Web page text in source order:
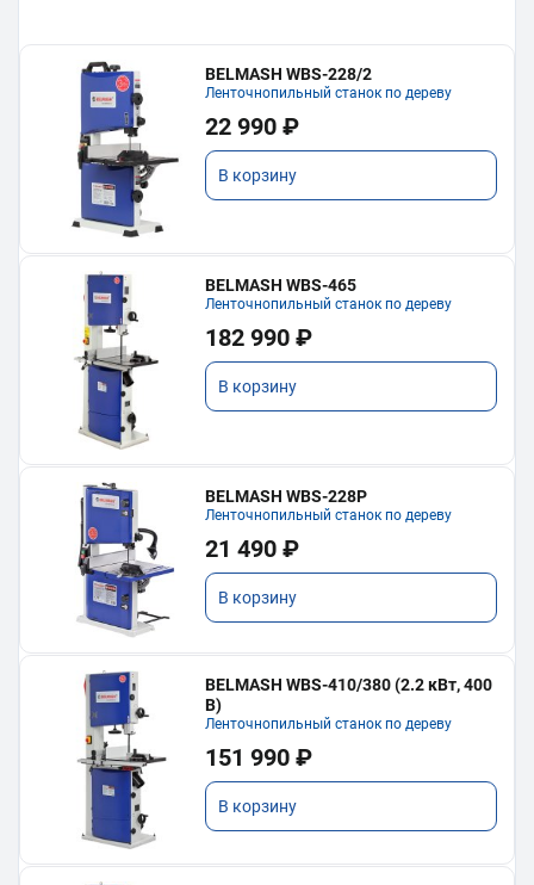
BELMASH WBS-228/2
Ленточнопильный станок по дереву
22 990 ₽
В корзину
BELMASH WBS-465
Ленточнопильный станок по дереву
182 990 ₽
В корзину
BELMASH WBS-228P
Ленточнопильный станок по дереву
21 490 ₽
В корзину
BELMASH WBS-410/380 (2.2 кВт, 400
В)
Ленточнопильный станок по дереву
151 990 ₽
В корзину